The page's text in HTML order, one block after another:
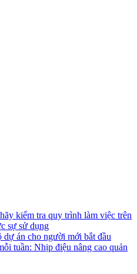
kiểm tra quy trình làm việc trên
sự sử dụng
án cho người mới bắt đầu
tuần: Nhịp điệu nâng cao quản